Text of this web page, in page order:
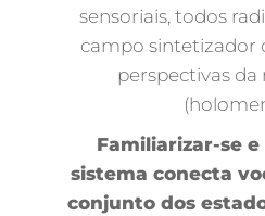
sensoriais, todos
campo sintetizador
perspectivas
Familiarizar-se
sistema conecta
conjunto dos